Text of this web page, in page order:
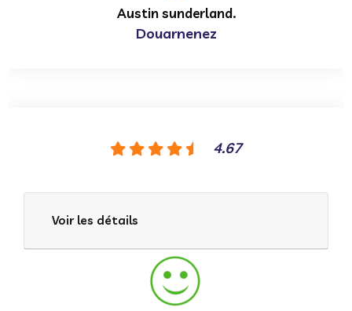
Austin sunderland.
Douarnenez
4.67
Voir les détails